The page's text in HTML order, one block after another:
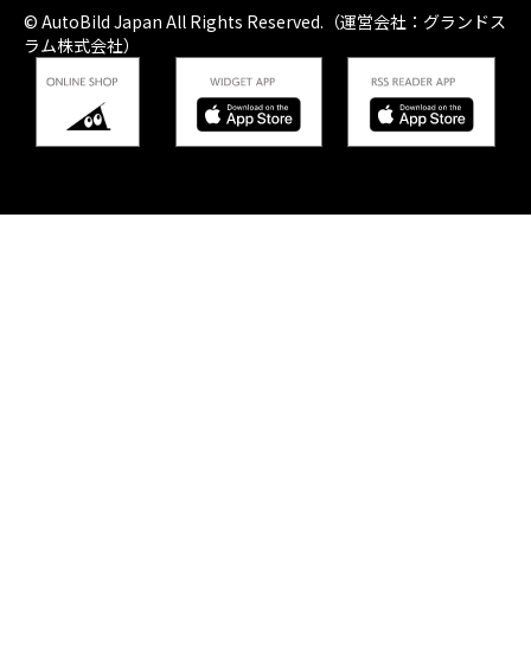
© AutoBild Japan All Rights Reserved.（運営会社：グランドス
ラム株式会社）